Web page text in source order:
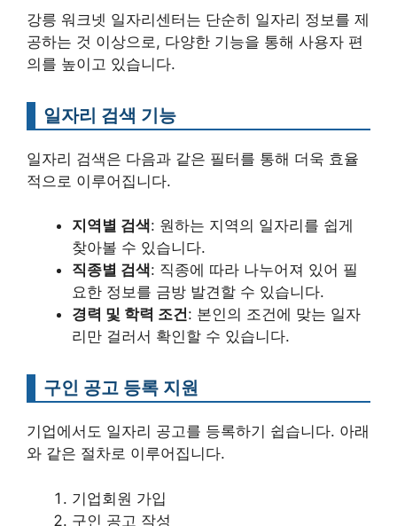
강릉 워크넷 일자리센터는 단순히 일자리 정보를 제
공하는 것 이상으로, 다양한 기능을 통해 사용자 편
의를 높이고 있습니다.
일자리 검색 기능
일자리 검색은 다음과 같은 필터를 통해 더욱 효율
적으로 이루어집니다.
지역별 검색: 원하는 지역의 일자리를 쉽게
찾아볼 수 있습니다.
직종별 검색: 직종에 따라 나누어져 있어 필
요한 정보를 금방 발견할 수 있습니다.
경력 및 학력 조건: 본인의 조건에 맞는 일자
리만 걸러서 확인할 수 있습니다.
구인 공고 등록 지원
기업에서도 일자리 공고를 등록하기 쉽습니다. 아래
와 같은 절차로 이루어집니다.
기업회원 가입
구인 공고 작성